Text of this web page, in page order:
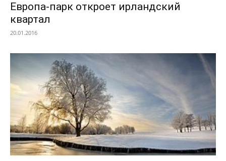
Европа-парк откроет ирландский
квартал
20.01.2016